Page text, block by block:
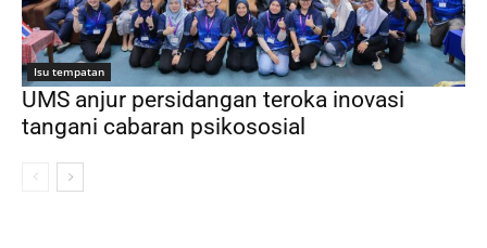
Isu tempatan
UMS anjur persidangan teroka inovasi
tangani cabaran psikososial